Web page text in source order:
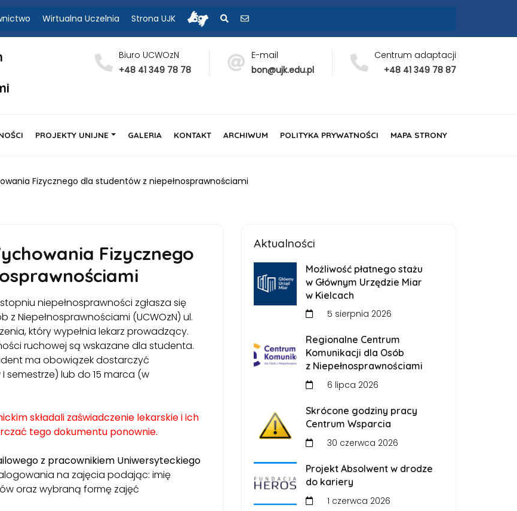
Wirtualna Uczelnia Strona UJK Szukaj
Biuro UCWOzN
+48 41 349 78 78
E-mail
bon@ujk.edu.pl
Centrum adaptacji
+48 41 349 78 87
PROJEKTY UNIJNE GALERIA KONTAKT ARCHIWUM POLITYKA PRYWATNOŚCI MAPA STRONY
Fizycznego dla studentów z niepełnosprawnościami
Fizycznego
niepełnosprawności zgłasza się
Niepełnosprawnościami (UCWOzN) ul.
który wypełnia lekarz prowadzący.
ruchowej są wskazane dla studenta.
ma obowiązek dostarczyć
semestrze) lub do 15 marca (w
składali zaświadczenie lekarskie i ich
tego dokumentu ponownie.
z pracownikiem Uniwersyteckiego
na zajęcia podając: imię
oraz wybraną formę zajęć
Aktualności
Możliwość płatnego stażu
w Głównym Urzędzie Miar
w Kielcach
5 sierpnia 2026
Regionalne Centrum
Komunikacji dla Osób
z Niepełnosprawnościami
6 lipca 2026
Skrócone godziny pracy
Centrum Wsparcia
30 czerwca 2026
Projekt Absolwent w drodze
do kariery
1 czerwca 2026